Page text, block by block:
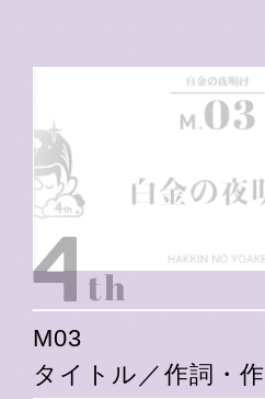
M03
タイトル／作詞・